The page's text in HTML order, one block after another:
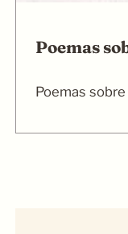
Poemas
Poemas